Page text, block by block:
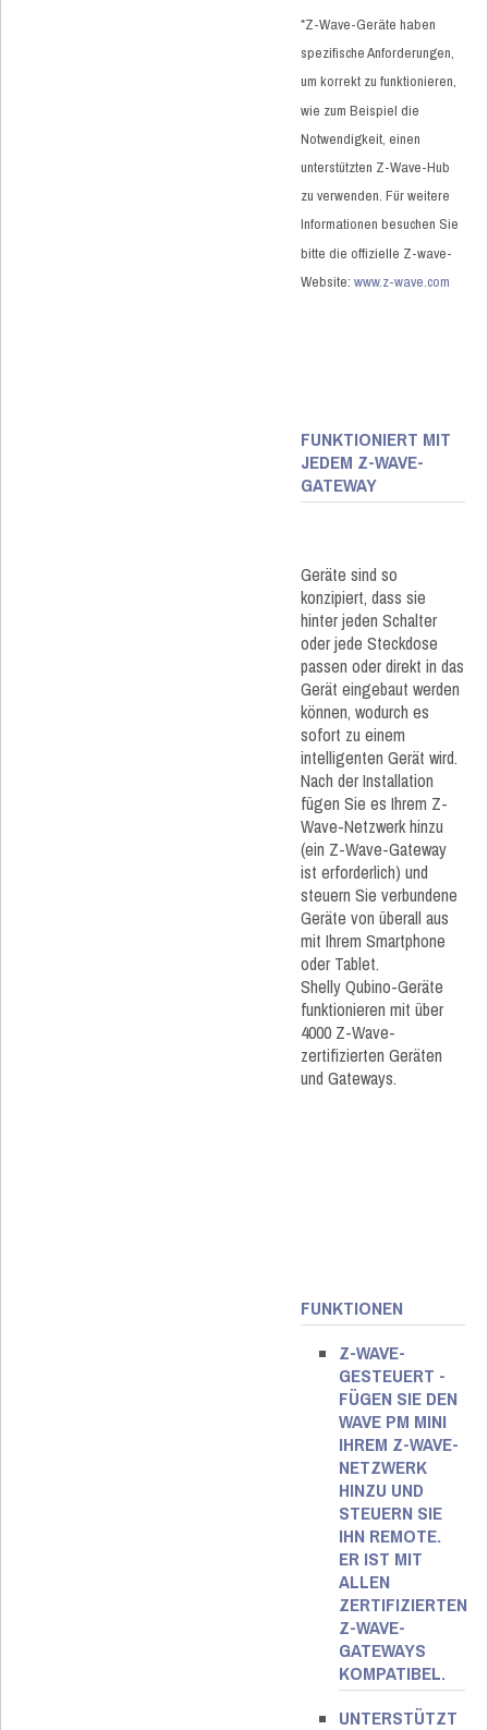
*Z-Wave-Geräte haben
spezifische Anforderungen,
um korrekt zu funktionieren,
wie zum Beispiel die
Notwendigkeit, einen
unterstützten Z-Wave-Hub
zu verwenden. Für weitere
Informationen besuchen Sie
bitte die offizielle Z-wave-
Website: www.z-wave.com
FUNKTIONIERT MIT
JEDEM Z-WAVE-
GATEWAY
Geräte sind so
konzipiert, dass sie
hinter jeden Schalter
oder jede Steckdose
passen oder direkt in das
Gerät eingebaut werden
können, wodurch es
sofort zu einem
intelligenten Gerät wird.
Nach der Installation
fügen Sie es Ihrem Z-
Wave-Netzwerk hinzu
(ein Z-Wave-Gateway
ist erforderlich) und
steuern Sie verbundene
Geräte von überall aus
mit Ihrem Smartphone
oder Tablet.
Shelly Qubino-Geräte
funktionieren mit über
4000 Z-Wave-
zertifizierten Geräten
und Gateways.
FUNKTIONEN
Z-WAVE-
GESTEUERT -
FÜGEN SIE DEN
WAVE PM MINI
IHREM Z-WAVE-
NETZWERK
HINZU UND
STEUERN SIE
IHN REMOTE.
ER IST MIT
ALLEN
ZERTIFIZIERTEN
Z-WAVE-
GATEWAYS
KOMPATIBEL.
UNTERSTÜTZT